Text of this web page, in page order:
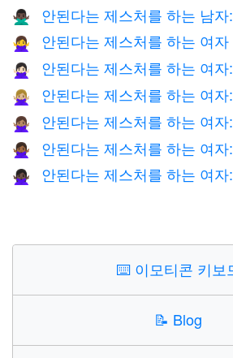
🙅🏿‍♂️ 안된다는 제스처를 하는 남
🙅‍♀️ 안된다는 제스처를 하는 여자
🙅🏻‍♀️ 안된다는 제스처를 하는 여
🙅🏼‍♀️ 안된다는 제스처를 하는 여
🙅🏽‍♀️ 안된다는 제스처를 하는 여
🙅🏾‍♀️ 안된다는 제스처를 하는 여
🙅🏿‍♀️ 안된다는 제스처를 하는 여
⌨️ 이모티콘 키보
📝 Blog